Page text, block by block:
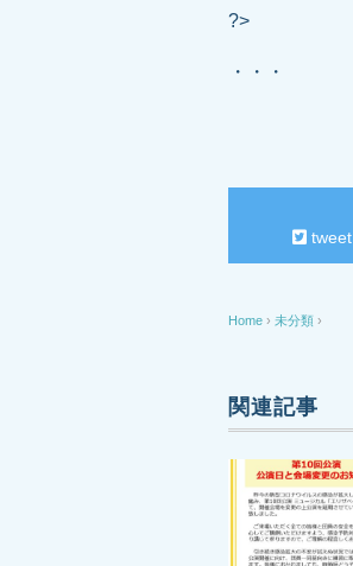
?>
・・・
tweet
Home › 未分類 ›
関連記事